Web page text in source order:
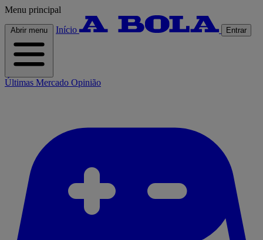
Menu principal
Abrir menu Início Entrar
Últimas Mercado Opinião